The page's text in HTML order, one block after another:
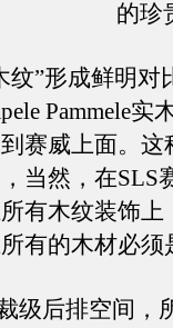
的珍
”形成鲜明对
Pammele实
赛威上面。这
当然，在SLS
有木纹装饰上
有的木材必须
后排空间，